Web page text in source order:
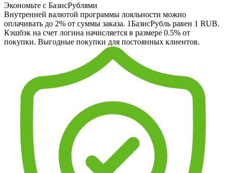
Экономьте с БазисРублями
Внутренней валютой программы лояльности можно
оплачивать до 2% от суммы заказа. 1БазисРубль равен 1 RUB.
Кэшбэк на счет логина начисляется в размере 0.5% от
покупки. Выгодные покупки для постоянных клиентов.